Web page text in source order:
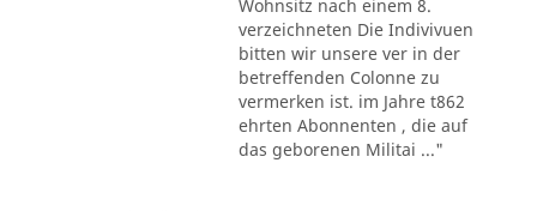
Wohnsitz nach einem 8.
verzeichneten Die Indivivuen
bitten wir unsere ver in der
betreffenden Colonne zu
vermerken ist. im Jahre t862
ehrten Abonnenten , die auf
das geborenen Militai ..."